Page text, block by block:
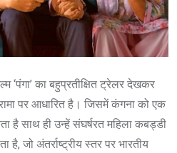
‘पंगा’ का बहुप्रतीक्षित ट्रेलर देखकर
पर आधारित है। जिसमें कंगना को एक
है साथ ही उन्हें संघर्षरत महिला कबड्डी
जो अंतर्राष्ट्रीय स्तर पर भारतीय